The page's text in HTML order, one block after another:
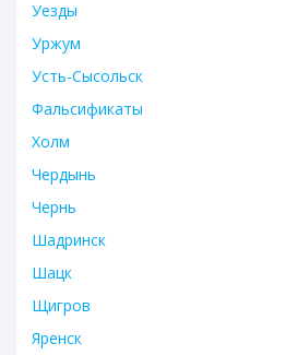
Уезды
Уржум
Усть-Сысольск
Фальсификаты
Холм
Чердынь
Чернь
Шадринск
Шацк
Щигров
Яренск